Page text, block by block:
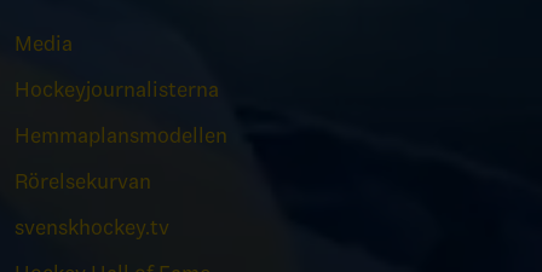
Media
Hockeyjournalisterna
Hemmaplansmodellen
Rörelsekurvan
svenskhockey.tv